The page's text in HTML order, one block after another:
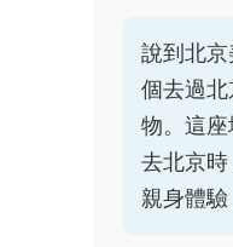
說到北
個去過
物。這
去北京
親身體